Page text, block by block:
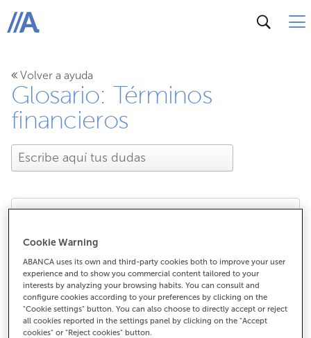
ABANCA
Volver a ayuda
Glosario: Términos
financieros
¿Qué es la tecnología
NFC?
¿Qué es la tecnología NFC?
Cookie Warning
ABANCA uses its own and third-party cookies both to improve your user
experience and to show you commercial content tailored to your
interests by analyzing your browsing habits. You can consult and
configure cookies according to your preferences by clicking on the
"Cookie settings" button. You can also choose to directly accept or reject
all cookies reported in the settings panel by clicking on the "Accept
cookies" or "Reject cookies" button.